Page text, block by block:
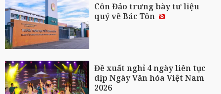
Côn Đảo trưng bày tư liệu
quý về Bác Tôn
Đề xuất nghỉ 4 ngày liên tục
dịp Ngày Văn hóa Việt Nam
2026